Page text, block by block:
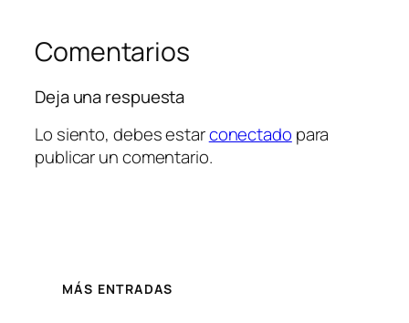
Comentarios
Deja una respuesta
Lo siento, debes estarconectado para
publicar un comentario.
MÁS ENTRADAS